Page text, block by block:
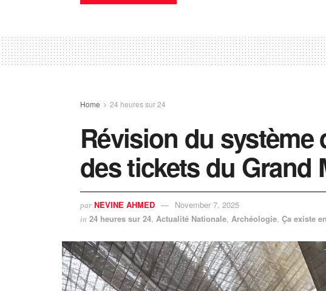
Home 24 heures sur 24
Révision du système
des tickets du Grand
par NEVINE AHMED November 7, 2025
in 24 heures sur 24, Actualité Nationale, Archéologie, Ça existe